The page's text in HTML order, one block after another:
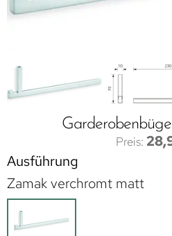
Ausführung
Zamak verchromt matt